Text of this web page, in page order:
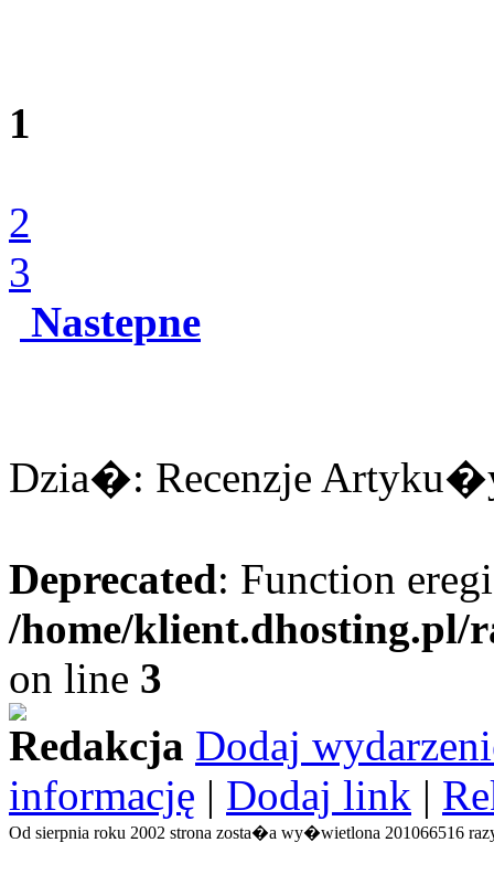
1
2
3
Nastepne
Dzia�: Recenzje
Deprecated: Function
/home/
on line 3
Redakcja Dodaj
informację | Dodaj link |
Od sierpnia roku 2002 strona zosta�a wy�wietlona 201066516